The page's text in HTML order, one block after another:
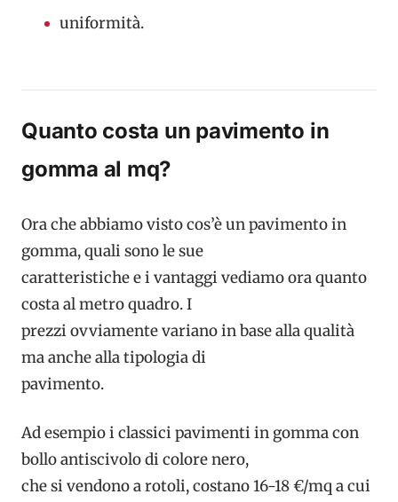
uniformità.
Quanto costa un pavimento in
gomma al mq?
Ora che abbiamo visto cos’è un pavimento in
gomma, quali sono le sue
caratteristiche e i vantaggi vediamo ora quanto
costa al metro quadro. I
prezzi ovviamente variano in base alla qualità
ma anche alla tipologia di
pavimento.
Ad esempio i classici pavimenti in gomma con
bollo antiscivolo di colore nero,
che si vendono a rotoli, costano 16-18 €/mq a cui